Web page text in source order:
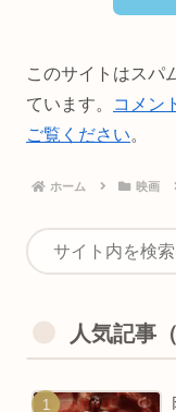
このサイトはスパ
ています。
コメン
ご覧ください。
ホーム 映画
人気記事